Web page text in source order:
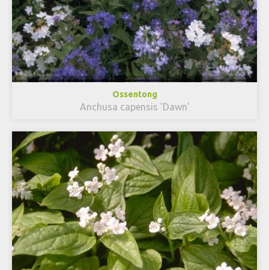
Ossentong
Anchusa capensis 'Dawn'